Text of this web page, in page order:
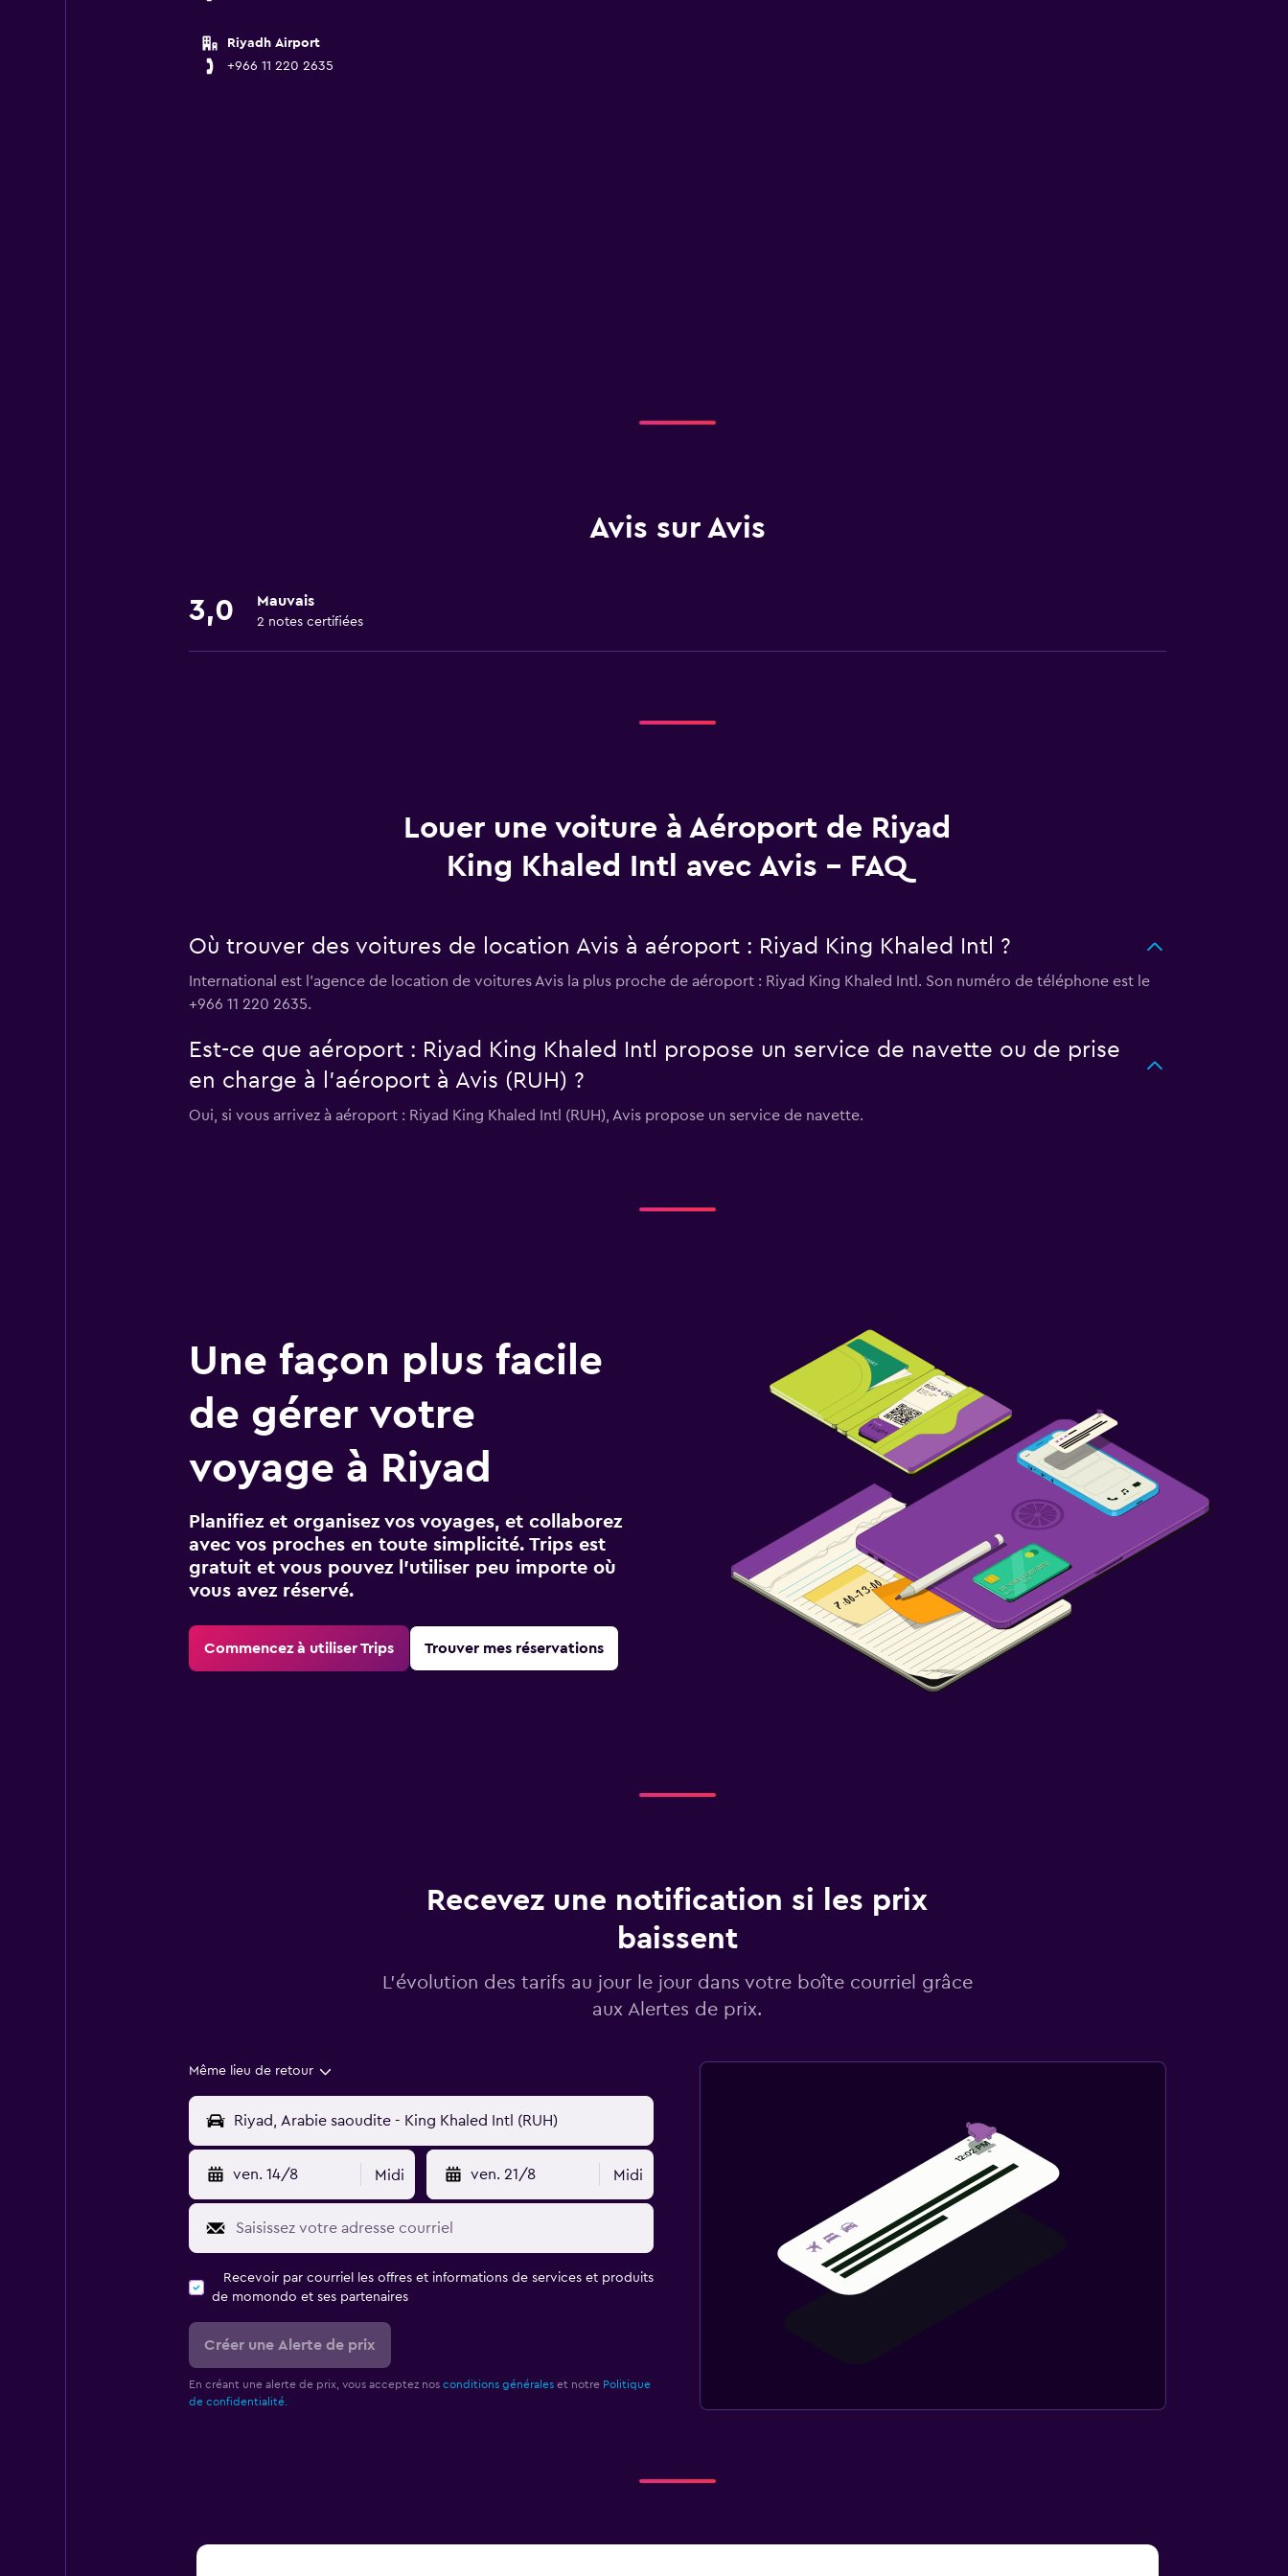
Riyadh Airport
+966 11 220 2635
Avis sur Avis
3,0 Mauvais
2 notes certifiées
Louer une voiture à Aéroport de Riyad
King Khaled Intl avec Avis - FAQ
Où trouver des voitures de location Avis à aéroport : Riyad King Khaled Intl ?
International est l'agence de location de voitures Avis la plus proche de aéroport : Riyad King Khaled Intl. Son numéro de téléphone est le
+966 11 220 2635.
Est-ce que aéroport : Riyad King Khaled Intl propose un service de navette ou de prise
en charge à l’aéroport à Avis (RUH) ?
Oui, si vous arrivez à aéroport : Riyad King Khaled Intl (RUH), Avis propose un service de navette.
Une façon plus facile
de gérer votre
voyage à Riyad
Planifiez et organisez vos voyages, et collaborez
avec vos proches en toute simplicité. Trips est
gratuit et vous pouvez l’utiliser peu importe où
vous avez réservé.
Commencez à utiliser Trips Trouver mes réservations
Recevez une notification si les prix
baissent
L’évolution des tarifs au jour le jour dans votre boîte courriel grâce
aux Alertes de prix.
Même lieu de retour
ven. 14/8 Midi ven. 21/8 Midi
Recevoir par courriel les offres et informations de services et produits
de momondo et ses partenaires
Créer une Alerte de prix
En créant une alerte de prix, vous acceptez nos conditions généraleset notre Politique
de confidentialité.